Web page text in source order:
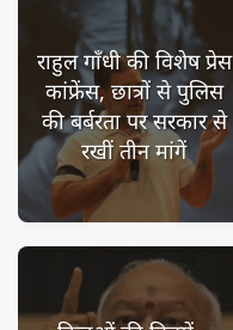
राहुल गाँधी की विशेष प्रेस
कांफ्रेंस, छात्रों से पुलिस
की बर्बरता पर सरकार से
रखीं तीन मांगें